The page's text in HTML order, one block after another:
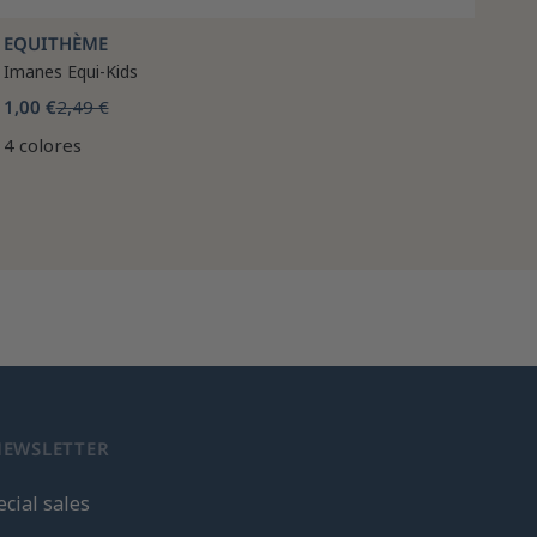
EQUITHÈME
Imanes Equi-Kids
1,00 €2,49 €
4 colores
sales